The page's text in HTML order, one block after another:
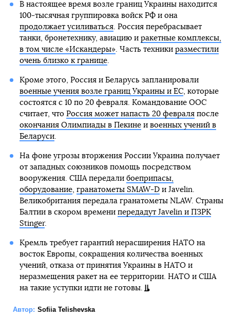
В настоящее время возле границ Украины находится
100-тысячная группировка войск РФ и она
продолжает усиливаться. Россия перебрасывает
танки, бронетехнику, авиацию и ракетные комплексы,
в том числе «Искандеры». Часть техники разместили
очень близко к границе.
Кроме этого, Россия и Беларусь запланировали
военные учения возле границ Украины и ЕС, которые
состоятся с 10 по 20 февраля. Командование ООС
считает, что Россия может напасть 20 февраляпосле
окончания Олимпиады в Пекинеи военных учений в
Беларуси.
На фоне угрозы вторжения России Украина получает
от западных союзников помощь посредством
вооружения. США передали боеприпасы,
оборудование, гранатометы SMAW-Dи Javelin.
Великобритания передала гранатометы NLAW. Страны
Балтии в скором времени передадут Javelin и ПЗРК
Stinger.
Кремль требует гарантий нерасширения НАТО на
восток Европы, сокращения количества военных
учений, отказа от принятия Украины в НАТО и
неразмещения ракет на ее территории. НАТО и США
на такие уступки идти не готовы.
Автор: Sofiia Telishevska